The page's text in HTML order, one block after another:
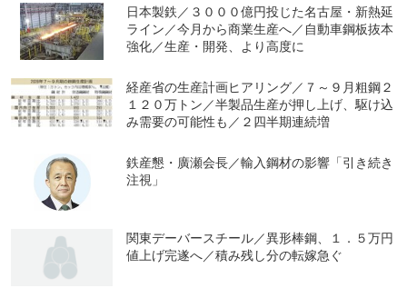
日本製鉄／３０００億円投じた名古屋・新熱延
ライン／今月から商業生産へ／自動車鋼板抜本
強化／生産・開発、より高度に
経産省の生産計画ヒアリング／７～９月粗鋼２
１２０万トン／半製品生産が押し上げ、駆け込
み需要の可能性も／２四半期連続増
鉄産懇・廣瀬会長／輸入鋼材の影響「引き続き
注視」
関東デーバースチール／異形棒鋼、１．５万円
値上げ完遂へ／積み残し分の転嫁急ぐ